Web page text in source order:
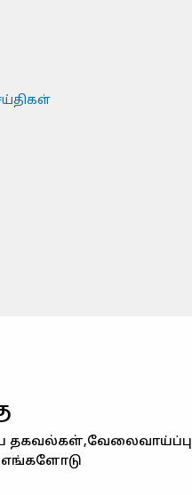
தகவல்கள்,வேலைவாய்ப்பு
எங்களோடு